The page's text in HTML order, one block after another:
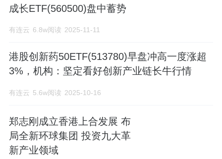
成长ETF(560500)盘中蓄势
有连云 6.8w阅读 2025-11-11
港股创新药50ETF(513780)早盘冲高一度涨超
3%，机构：坚定看好创新产业链长牛行情
有连云 5.6w阅读 2025-10-16
郑志刚成立香港上合发展 布
局全新环球集团 投资九大革
新产业领域